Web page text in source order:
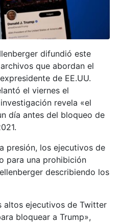
difundió este
que abordan el
de EE.UU.
el viernes el
revela «el
día antes del bloqueo de
presión, los ejecutivos de
para una prohibición
describiendo los
altos ejecutivos de Twitter
bloquear a Trump»,